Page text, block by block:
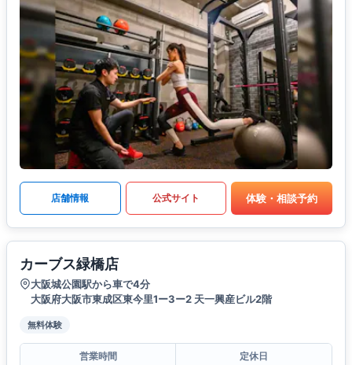
店舗情報 公式サイト 体験・相談予約
カーブス緑橋店
大阪城公園駅から車で4分
大阪府大阪市東成区東今里1ー3ー2 天一興産ビル2階
無料体験
営業時間
定休日